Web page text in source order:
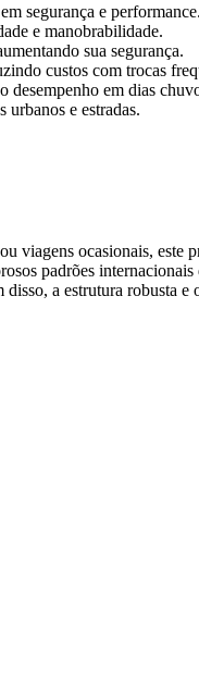
segurança e performance.
e manobrabilidade.
sua segurança.
custos com trocas
desempenho em dias
e estradas.
viagens ocasionais, este
padrões
a estrutura robusta